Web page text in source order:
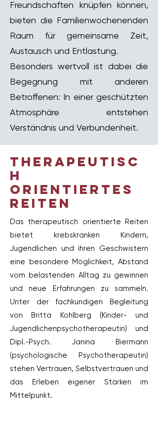
Freundschaften knüpfen können,
bieten die Familienwochenenden
Raum für gemeinsame Zeit,
Austausch und Entlastung.
Besonders wertvoll ist dabei die
Begegnung mit anderen
Betroffenen: In einer geschützten
Atmosphäre entstehen
Verständnis und Verbundenheit.
therapeutisc
h
orientiertes
reiten
Das therapeutisch orientierte Reiten
bietet krebskranken Kindern,
Jugendlichen und ihren Geschwistern
eine besondere Möglichkeit, Abstand
vom belastenden Alltag zu gewinnen
und neue Erfahrungen zu sammeln.
Unter der fachkundigen Begleitung
von Britta Kohlberg (Kinder- und
Jugendlichenpsychotherapeutin) und
Dipl.-Psych. Janina Biermann
(psychologische Psychotherapeutin)
stehen Vertrauen, Selbstvertrauen und
das Erleben eigener Stärken im
Mittelpunkt.